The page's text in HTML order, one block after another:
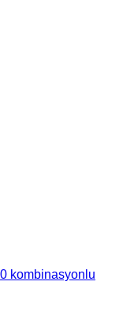
kombinasyonlu